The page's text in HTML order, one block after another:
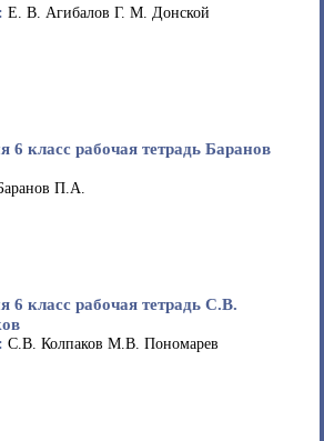
Е. В. Агибалов Г. М. Донской
6 класс рабочая тетрадь Баранов
П.А.
6 класс рабочая тетрадь С.В.
С.В. Колпаков М.В. Пономарев